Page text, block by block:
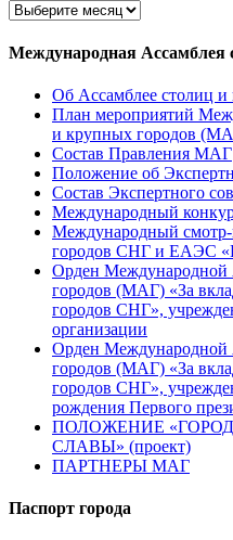
Международная Ассамблея
Об Ассамблее столиц
План мероприятий
и крупных городов
Состав Правления МАГ
Положение об
Состав Экспертного
Международный
Международный смотр-
городов СНГ и ЕАЭС
Орден Международной
городов (МАГ) «За
городов СНГ»,
организации
Орден Международной
городов (МАГ) «За
городов СНГ»,
рождения Первого
ПОЛОЖЕНИЕ
СЛАВЫ» (проект)
ПАРТНЕРЫ МАГ
Паспорт города